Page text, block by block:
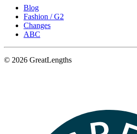
Blog
Fashion / G2
Changes
ABC
© 2026 GreatLengths